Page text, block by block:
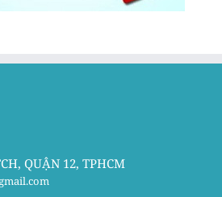
QUẬN 12, TPHCM